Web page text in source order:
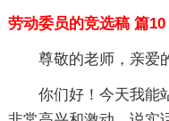
劳动委员的竞选稿 篇10
尊敬的老师，亲爱
你们好！今天我能